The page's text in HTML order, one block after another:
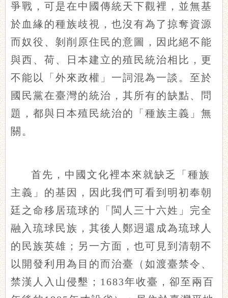
爭戰，可是在中國傳統天下觀裡，並無基
於血緣的種族歧視，也沒有為了掠奪資源
而奴役、剝削原住民的意圖，因此絕不能
與西、荷、日本建立的殖民統治相比，更
不能以「外來政權」一詞混為一談。至於
國民黨在臺灣的統治，其所有的缺點、問
題，都與日本殖民統治的「種族主義」無
關。
首先，中國文化裡本來就缺乏「種族
主義」的基因，因此我們可看到明初奉朝
廷之命移居琉球的「閩人三十六姓」完全
融入琉球民族，其後人鄭迵還成為琉球人
的民族英雄；另一方面，也可見到清朝不
以開發利用為目的而治臺（如渡臺禁令、
禁漢人入山侵墾；1683年收臺，卻至兩百